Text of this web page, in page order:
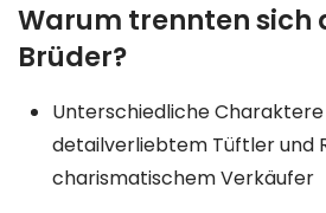
Warum trennten sich
Brüder?
Unterschiedliche Charaktere
detailverliebtem Tüftler und
charismatischem Verkäufer